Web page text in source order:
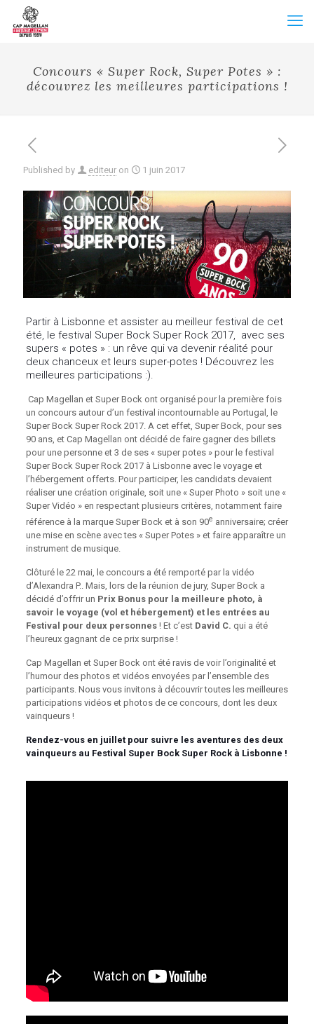
Concours « Super Rock, Super Potes » :
découvrez les meilleures participations !
Published by editeur on 1 juin 2017
Partir à Lisbonne et assister au meilleur festival de cet
été, le festival Super Bock Super Rock 2017, avec ses
supers « potes » : un rêve qui va devenir réalité pour
deux chanceux et leurs super-potes ! Découvrez les
meilleures participations :).
Cap Magellan et Super Bock ont organisé pour la première fois
un concours autour d’un festival incontournable au Portugal, le
Super Bock Super Rock 2017. A cet effet, Super Bock, pour ses
90 ans, et Cap Magellan ont décidé de faire gagner des billets
pour une personne et 3 de ses « super potes » pour le festival
Super Bock Super Rock 2017 à Lisbonne avec le voyage et
l’hébergement offerts. Pour participer, les candidats devaient
réaliser une création originale, soit une « Super Photo » soit une «
Super Vidéo » en respectant plusieurs critères, notamment faire
référence à la marque Super Bock et à son 90e anniversaire; créer
une mise en scène avec tes « Super Potes » et faire apparaître un
instrument de musique.
Clôturé le 22 mai, le concours a été remporté par la vidéo
d’Alexandra P.. Mais, lors de la réunion de jury, Super Bock a
décidé d’offrir un Prix Bonus pour la meilleure photo, à
savoir le voyage (vol et hébergement) et les entrées au
Festival pour deux personnes! Et c’est David C. qui a été
l’heureux gagnant de ce prix surprise !
Cap Magellan et Super Bock ont été ravis de voir l’originalité et
l’humour des photos et vidéos envoyées par l’ensemble des
participants. Nous vous invitons à découvrir toutes les meilleures
participations vidéos et photos de ce concours, dont les deux
vainqueurs !
Rendez-vous en juillet pour suivre les aventures des deux
vainqueurs au Festival Super Bock Super Rock à Lisbonne !